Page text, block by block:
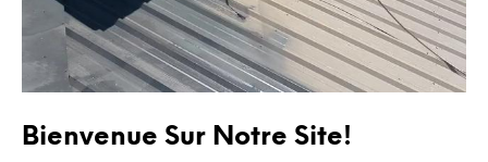
Bienvenue Sur Notre Site!